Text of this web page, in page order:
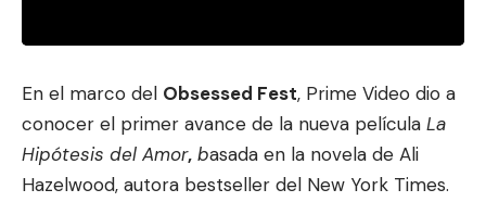
En el marco del Obsessed Fest, Prime Video dio a
conocer el primer avance de la nueva película La
Hipótesis del Amor, basada en la novela de Ali
Hazelwood, autora bestseller del New York Times.